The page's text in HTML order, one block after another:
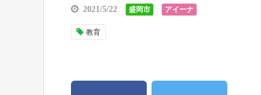
2021/5/22 盛岡市 アイーナ
教育